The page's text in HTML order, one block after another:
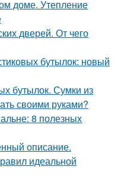
доме. Утепление
дверей. От чего
бутылок: новый
бутылок. Сумки из
своими руками?
8 полезных
описание.
идеальной